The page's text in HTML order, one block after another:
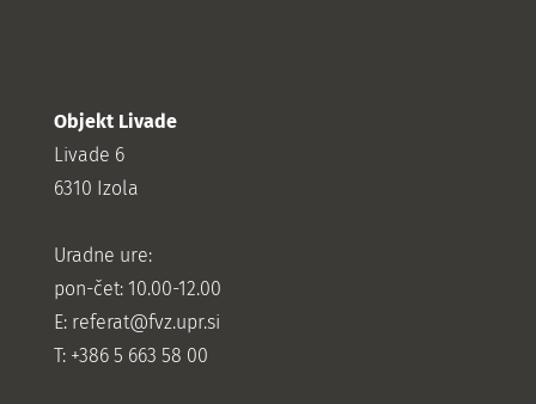
Objekt Livade
Livade 6
6310 Izola
Uradne ure:
pon-čet: 10.00-12.00
E: referat@fvz.upr.si
T: +386 5 663 58 00